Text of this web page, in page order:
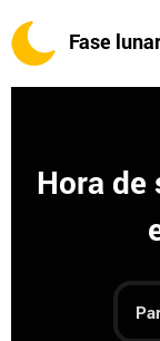
Fase lunar
Hora de